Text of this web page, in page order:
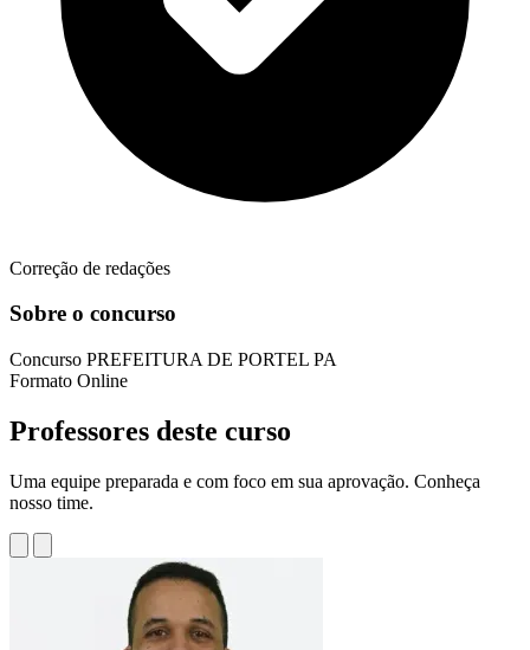
Correção de redações
Sobre o concurso
Concurso PREFEITURA DE PORTEL PA
Formato Online
Professores deste curso
Uma equipe preparada e com foco em sua aprovação. Conheça
nosso time.